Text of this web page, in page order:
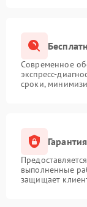
Современное
экспресс-
сроки,
выполненные
защищает